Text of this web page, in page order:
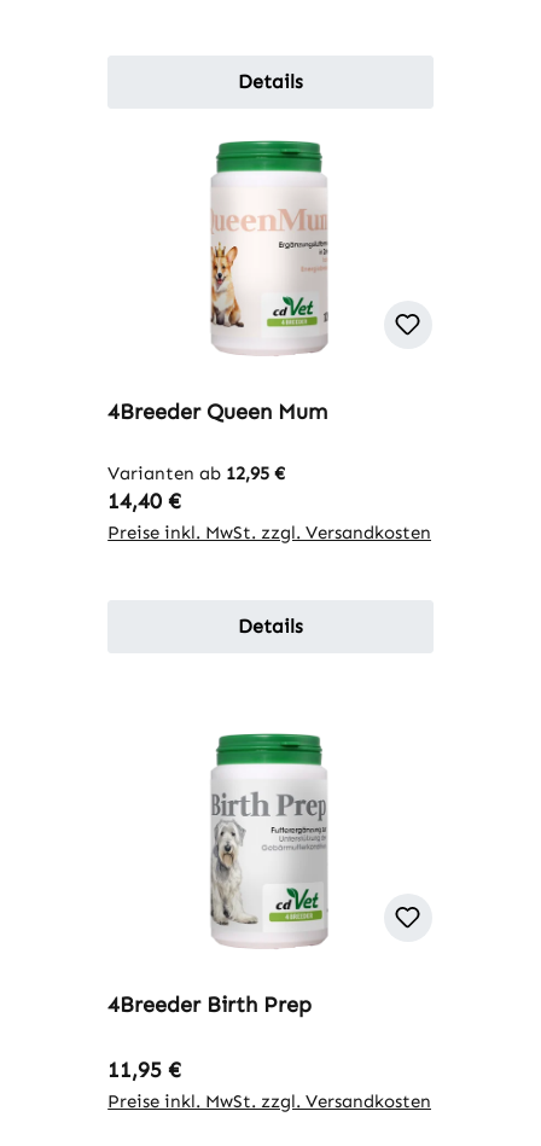
Details
4Breeder Queen Mum
Varianten ab 12,95 €
Regulärer Preis:
14,40 €
Preise inkl. MwSt. zzgl. Versandkosten
Details
4Breeder Birth Prep
Regulärer Preis:
11,95 €
Preise inkl. MwSt. zzgl. Versandkosten